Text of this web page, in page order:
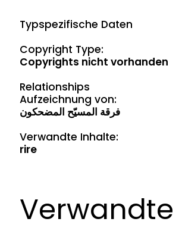
Typspezifische Daten
Copyright Type:
Copyrights nicht vorhanden
Relationships
Aufzeichnung von:
فرقة المسيّح المضحكون
Verwandte Inhalte:
rire
Verwandte